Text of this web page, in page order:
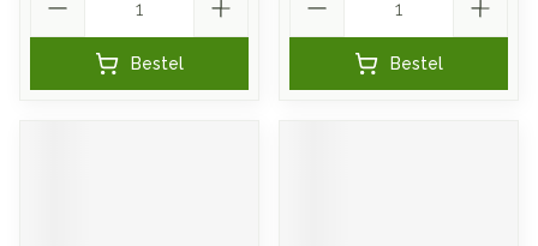
Bestel Bestel